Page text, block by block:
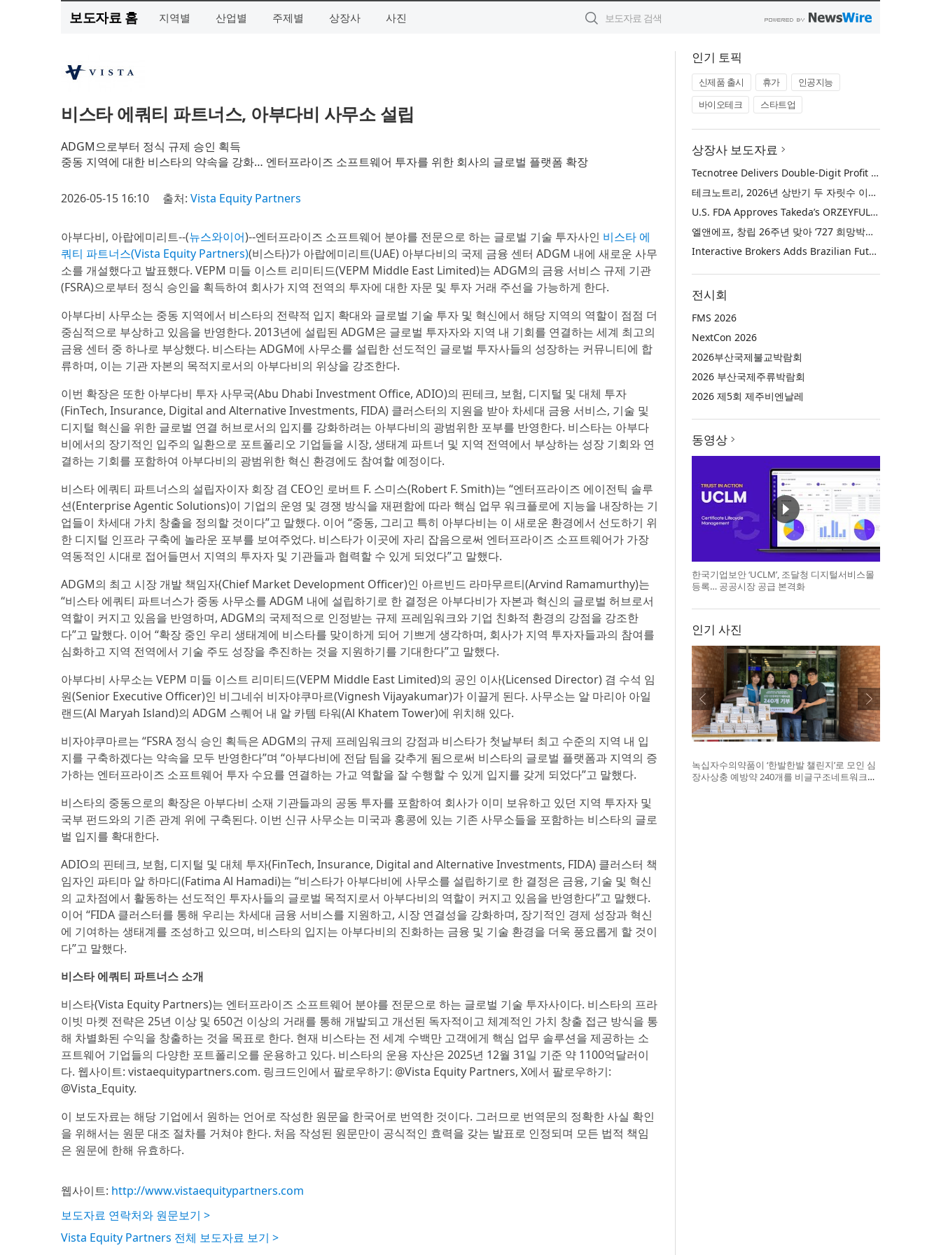
보도자료 홈 지역별 산업별 주제별 상장사 사진
비스타 에쿼티 파트너스, 아부다비 사무소 설립
ADGM으로부터 정식 규제 승인 획득
중동 지역에 대한 비스타의 약속을 강화… 엔터프라이즈 소프트웨어 투자를 위한 회사의 글로벌 플랫폼 확장
2026-05-15 16:10 출처: Vista Equity Partners
아부다비, 아랍에미리트--(뉴스와이어)--엔터프라이즈 소프트웨어 분야를 전문으로 하는 글로벌 기술 투자사인 비스타 에
쿼티 파트너스(Vista Equity Partners)(비스타)가 아랍에미리트(UAE) 아부다비의 국제 금융 센터 ADGM 내에 새로운 사무
소를 개설했다고 발표했다. VEPM 미들 이스트 리미티드(VEPM Middle East Limited)는 ADGM의 금융 서비스 규제 기관
(FSRA)으로부터 정식 승인을 획득하여 회사가 지역 전역의 투자에 대한 자문 및 투자 거래 주선을 가능하게 한다.
아부다비 사무소는 중동 지역에서 비스타의 전략적 입지 확대와 글로벌 기술 투자 및 혁신에서 해당 지역의 역할이 점점 더
중심적으로 부상하고 있음을 반영한다. 2013년에 설립된 ADGM은 글로벌 투자자와 지역 내 기회를 연결하는 세계 최고의
금융 센터 중 하나로 부상했다. 비스타는 ADGM에 사무소를 설립한 선도적인 글로벌 투자사들의 성장하는 커뮤니티에 합
류하며, 이는 기관 자본의 목적지로서의 아부다비의 위상을 강조한다.
이번 확장은 또한 아부다비 투자 사무국(Abu Dhabi Investment Office, ADIO)의 핀테크, 보험, 디지털 및 대체 투자
(FinTech, Insurance, Digital and Alternative Investments, FIDA) 클러스터의 지원을 받아 차세대 금융 서비스, 기술 및
디지털 혁신을 위한 글로벌 연결 허브로서의 입지를 강화하려는 아부다비의 광범위한 포부를 반영한다. 비스타는 아부다
비에서의 장기적인 입주의 일환으로 포트폴리오 기업들을 시장, 생태계 파트너 및 지역 전역에서 부상하는 성장 기회와 연
결하는 기회를 포함하여 아부다비의 광범위한 혁신 환경에도 참여할 예정이다.
비스타 에쿼티 파트너스의 설립자이자 회장 겸 CEO인 로버트 F. 스미스(Robert F. Smith)는 “엔터프라이즈 에이전틱 솔루
션(Enterprise Agentic Solutions)이 기업의 운영 및 경쟁 방식을 재편함에 따라 핵심 업무 워크플로에 지능을 내장하는 기
업들이 차세대 가치 창출을 정의할 것이다”고 말했다. 이어 “중동, 그리고 특히 아부다비는 이 새로운 환경에서 선도하기 위
한 디지털 인프라 구축에 놀라운 포부를 보여주었다. 비스타가 이곳에 자리 잡음으로써 엔터프라이즈 소프트웨어가 가장
역동적인 시대로 접어들면서 지역의 투자자 및 기관들과 협력할 수 있게 되었다”고 말했다.
ADGM의 최고 시장 개발 책임자(Chief Market Development Officer)인 아르빈드 라마무르티(Arvind Ramamurthy)는
“비스타 에쿼티 파트너스가 중동 사무소를 ADGM 내에 설립하기로 한 결정은 아부다비가 자본과 혁신의 글로벌 허브로서
역할이 커지고 있음을 반영하며, ADGM의 국제적으로 인정받는 규제 프레임워크와 기업 친화적 환경의 강점을 강조한
다”고 말했다. 이어 “확장 중인 우리 생태계에 비스타를 맞이하게 되어 기쁘게 생각하며, 회사가 지역 투자자들과의 참여를
심화하고 지역 전역에서 기술 주도 성장을 추진하는 것을 지원하기를 기대한다”고 말했다.
아부다비 사무소는 VEPM 미들 이스트 리미티드(VEPM Middle East Limited)의 공인 이사(Licensed Director) 겸 수석 임
원(Senior Executive Officer)인 비그네쉬 비자야쿠마르(Vignesh Vijayakumar)가 이끌게 된다. 사무소는 알 마리아 아일
랜드(Al Maryah Island)의 ADGM 스퀘어 내 알 카템 타워(Al Khatem Tower)에 위치해 있다.
비자야쿠마르는 “FSRA 정식 승인 획득은 ADGM의 규제 프레임워크의 강점과 비스타가 첫날부터 최고 수준의 지역 내 입
지를 구축하겠다는 약속을 모두 반영한다”며 “아부다비에 전담 팀을 갖추게 됨으로써 비스타의 글로벌 플랫폼과 지역의 증
가하는 엔터프라이즈 소프트웨어 투자 수요를 연결하는 가교 역할을 잘 수행할 수 있게 입지를 갖게 되었다”고 말했다.
비스타의 중동으로의 확장은 아부다비 소재 기관들과의 공동 투자를 포함하여 회사가 이미 보유하고 있던 지역 투자자 및
국부 펀드와의 기존 관계 위에 구축된다. 이번 신규 사무소는 미국과 홍콩에 있는 기존 사무소들을 포함하는 비스타의 글로
벌 입지를 확대한다.
ADIO의 핀테크, 보험, 디지털 및 대체 투자(FinTech, Insurance, Digital and Alternative Investments, FIDA) 클러스터 책
임자인 파티마 알 하마디(Fatima Al Hamadi)는 “비스타가 아부다비에 사무소를 설립하기로 한 결정은 금융, 기술 및 혁신
의 교차점에서 활동하는 선도적인 투자사들의 글로벌 목적지로서 아부다비의 역할이 커지고 있음을 반영한다”고 말했다.
이어 “FIDA 클러스터를 통해 우리는 차세대 금융 서비스를 지원하고, 시장 연결성을 강화하며, 장기적인 경제 성장과 혁신
에 기여하는 생태계를 조성하고 있으며, 비스타의 입지는 아부다비의 진화하는 금융 및 기술 환경을 더욱 풍요롭게 할 것이
다”고 말했다.
비스타 에쿼티 파트너스 소개
비스타(Vista Equity Partners)는 엔터프라이즈 소프트웨어 분야를 전문으로 하는 글로벌 기술 투자사이다. 비스타의 프라
이빗 마켓 전략은 25년 이상 및 650건 이상의 거래를 통해 개발되고 개선된 독자적이고 체계적인 가치 창출 접근 방식을 통
해 차별화된 수익을 창출하는 것을 목표로 한다. 현재 비스타는 전 세계 수백만 고객에게 핵심 업무 솔루션을 제공하는 소
프트웨어 기업들의 다양한 포트폴리오를 운용하고 있다. 비스타의 운용 자산은 2025년 12월 31일 기준 약 1100억달러이
다. 웹사이트: vistaequitypartners.com. 링크드인에서 팔로우하기: @Vista Equity Partners, X에서 팔로우하기:
@Vista_Equity.
이 보도자료는 해당 기업에서 원하는 언어로 작성한 원문을 한국어로 번역한 것이다. 그러므로 번역문의 정확한 사실 확인
을 위해서는 원문 대조 절차를 거쳐야 한다. 처음 작성된 원문만이 공식적인 효력을 갖는 발표로 인정되며 모든 법적 책임
은 원문에 한해 유효하다.
웹사이트: http://www.vistaequitypartners.com
보도자료 연락처와 원문보기 >
Vista Equity Partners 전체 보도자료 보기 >
인기 토픽
신제품 출시 휴가
인공지능
바이오테크
스타트업
상장사 보도자료
Tecnotree Delivers Double-Digit Profit Growth and Accelerated Deployment Momentum in H1 2026
테크노트리, 2026년 상반기 두 자릿수 이익 성장 및 글로벌 구축 가속화
U.S. FDA Approves Takeda’s ORZEYFUL™ (oveporexton), the First and Only Medicine to Treat the Underlying Cause of Narcolepsy Type 1
엘앤에프, 창립 26주년 맞아 ‘727 희망박스’ 나눔 캠페인 진행… 임직원과 함께 대구 지역사회 상생 실천
Interactive Brokers Adds Brazilian Futures through Brazil’s B3 Exchange
전시회
FMS 2026
NextCon 2026
2026부산국제불교박람회
2026 부산국제주류박람회
2026 제5회 제주비엔날레
동영상
한국기업보안 ‘UCLM’, 조달청 디지털서비스몰
등록… 공공시장 공급 본격화
인기 사진
녹십자수의약품이 ‘한발한발 챌린지’로 모인 심
장사상충 예방약 240개를 비글구조네트워크에